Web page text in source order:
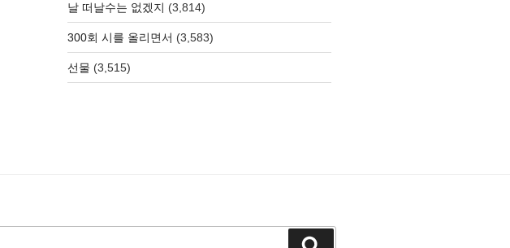
날 떠날수는 없겠지 (3,814)
300회 시를 올리면서 (3,583)
선물 (3,515)